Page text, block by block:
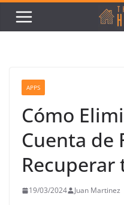
APPS
Cómo
Cuenta de
19/03/2024 Juan Martinez